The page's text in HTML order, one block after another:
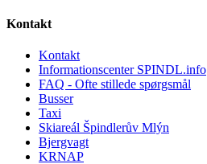
Kontakt
Kontakt
Informationscenter SPINDL.info
FAQ - Ofte stillede spørgsmål
Busser
Taxi
Skiareál Špindlerův Mlýn
Bjergvagt
KRNAP